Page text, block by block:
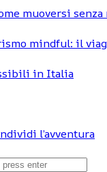
muoversi
mindful: il
in Italia
l’avventura